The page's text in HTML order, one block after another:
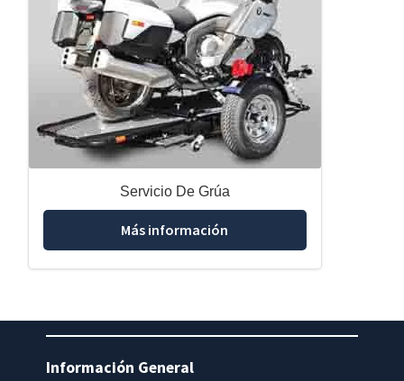
Servicio De Grúa
Más información
Información General